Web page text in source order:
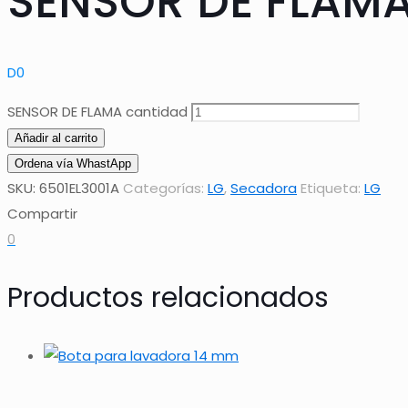
D0
SENSOR DE FLAMA cantidad
Añadir al carrito
Ordena vía WhastApp
SKU: 6501EL3001A Categorías: LG,SecadoraEtiqueta: LG
Compartir
0
Productos relacionados